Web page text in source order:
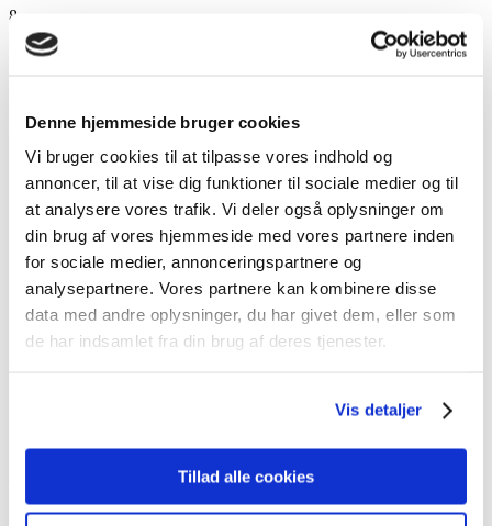
Denne hjemmeside bruger cookies
Vi bruger cookies til at tilpasse vores indhold og
annoncer, til at vise dig funktioner til sociale medier og til
at analysere vores trafik. Vi deler også oplysninger om
din brug af vores hjemmeside med vores partnere inden
for sociale medier, annonceringspartnere og
analysepartnere. Vores partnere kan kombinere disse
data med andre oplysninger, du har givet dem, eller som
de har indsamlet fra din brug af deres tjenester.
Vis detaljer
Tillad alle cookies
8
Første reg. dag
1. indregistreringsdato
17/8/2020
Sidst synet
August 2024
Motor og ydelse
Antal gear